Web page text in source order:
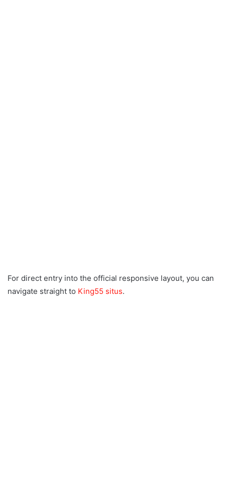
For direct entry into the official responsive layout, you can
navigate straight to King55 situs.